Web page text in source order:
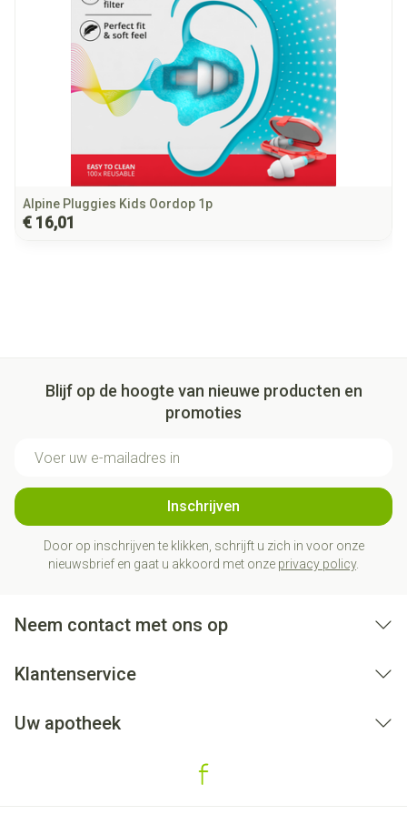
Geen weekmakers
2x SleepSoft oordoppen
1x opbergboxje
1x inbrenghuls
25°C)
Alpine Pluggies Kids Oordop 1p
€ 16,01
Blijf op de hoogte van nieuwe producten en
promoties
Inschrijven
Door op inschrijven te klikken, schrijft u zich in voor onze
nieuwsbrief en gaat u akkoord met onze privacy policy.
Neem contact met ons op
Klantenservice
Uw apotheek